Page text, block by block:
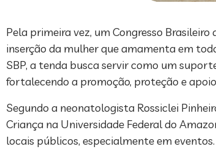
Pela primeira vez, um Congresso
inserção da mulher que amamenta em
SBP, a tenda busca servir como um
fortalecendo a promoção, proteção e
Segundo a neonatologista Rossiclei
Criança na Universidade Federal do
locais públicos, especialmente em eventos.